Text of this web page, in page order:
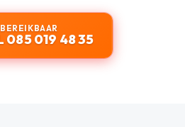
085 019 48 35